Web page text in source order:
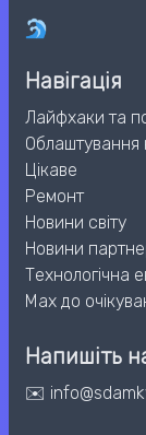
Навігація
Лайфхаки та
Облаштування
Цікаве
Ремонт
Новини світу
Новини
Технологічна
Max до
Напишіть
✉️